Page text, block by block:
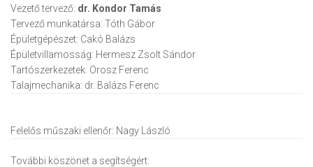
Vezető tervező: dr. Kondor Tamás
Tervező munkatársa: Tóth Gábor
Épületgépészet: Cakó Balázs
Épületvillamosság: Hermesz Zsolt Sándor
Tartószerkezetek: Orosz Ferenc
Talajmechanika: dr. Balázs Ferenc
Felelős műszaki ellenőr: Nagy László
További köszönet a segítségért: